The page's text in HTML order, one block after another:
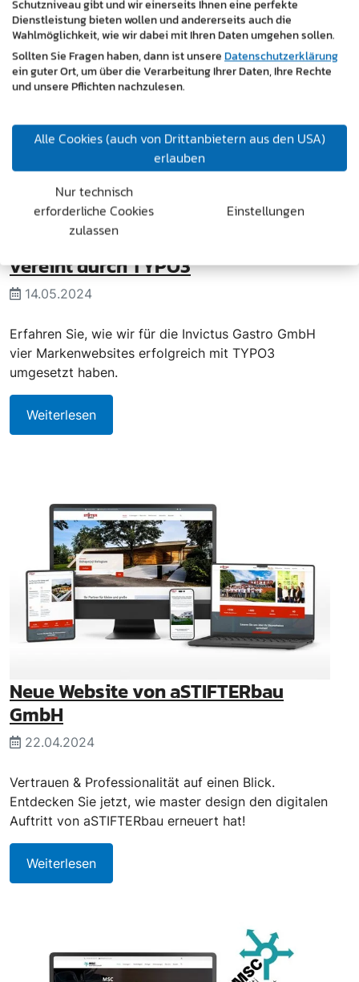
Invictus Gastro GmbH: Vier Websites
vereint durch TYPO3
14.05.2024
Erfahren Sie, wie wir für die Invictus Gastro GmbH
vier Markenwebsites erfolgreich mit TYPO3
umgesetzt haben.
Weiterlesen
Neue Website von aSTIFTERbau
GmbH
22.04.2024
Vertrauen & Professionalität auf einen Blick.
Entdecken Sie jetzt, wie master design den digitalen
Auftritt von aSTIFTERbau erneuert hat!
Weiterlesen
Schutzniveau gibt und wir einerseits Ihnen eine perfekte
Dienstleistung bieten wollen und andererseits auch die
Wahlmöglichkeit, wie wir dabei mit Ihren Daten umgehen sollen.
Sollten Sie Fragen haben, dann ist unsereDatenschutzerklärung
ein guter Ort, um über die Verarbeitung Ihrer Daten, Ihre Rechte
und unsere Pflichten nachzulesen.
Alle Cookies (auch von Drittanbietern aus den USA)
erlauben
Nur technisch
erforderliche Cookies
zulassen
Einstellungen